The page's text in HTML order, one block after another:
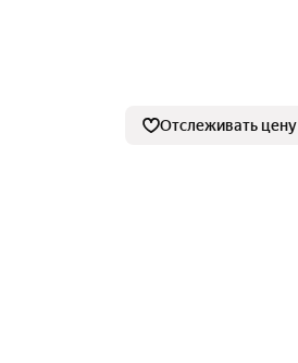
Отслеживать цену